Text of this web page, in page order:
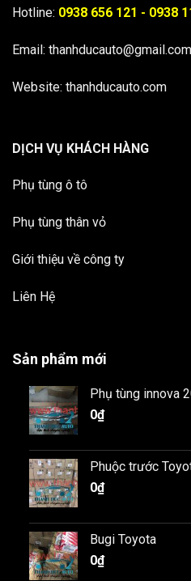
Hotline: 0938 656 121 - 0938
Email: thanhducauto@gmail.com
Website: thanhducauto.com
DỊCH VỤ KHÁCH HÀNG
Phụ tùng ô tô
Phụ tùng thân vỏ
Giới thiệu về công ty
Liên Hệ
Sản phẩm mới
Phụ tùng innova
0₫
Phuộc trước
0₫
Bugi Toyota
0₫